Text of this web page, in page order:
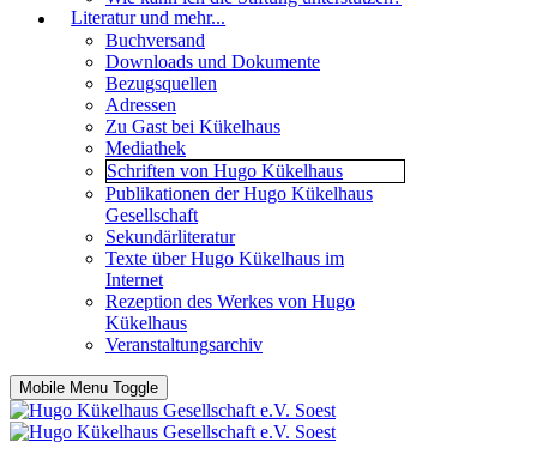
Literatur und mehr...
Buchversand
Downloads und Dokumente
Bezugsquellen
Adressen
Zu Gast bei Kükelhaus
Mediathek
Schriften von Hugo Kükelhaus
Publikationen der Hugo Kükelhaus
Gesellschaft
Sekundärliteratur
Texte über Hugo Kükelhaus im
Internet
Rezeption des Werkes von Hugo
Kükelhaus
Veranstaltungsarchiv
Mobile Menu Toggle